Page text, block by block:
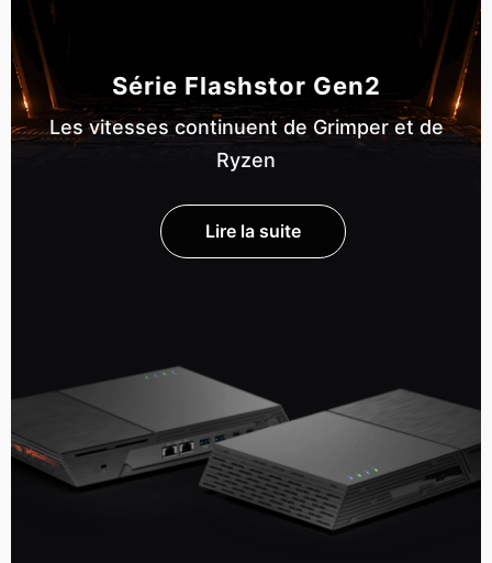
Série Flashstor Gen2
Les vitesses continuent de Grimper et de
Ryzen
Lire la suite